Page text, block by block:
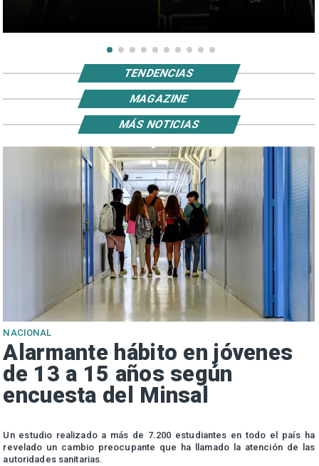
TENDENCIAS
MAGAZINE
NACIONAL
Alarmante hábito en jóvenes
de 13 a 15 años según
encuesta del Minsal
Un estudio realizado a más de 7.200 estudiantes en todo el país ha
revelado un cambio preocupante que ha llamado la atención de las
autoridades sanitarias.
MÁS NOTICIAS